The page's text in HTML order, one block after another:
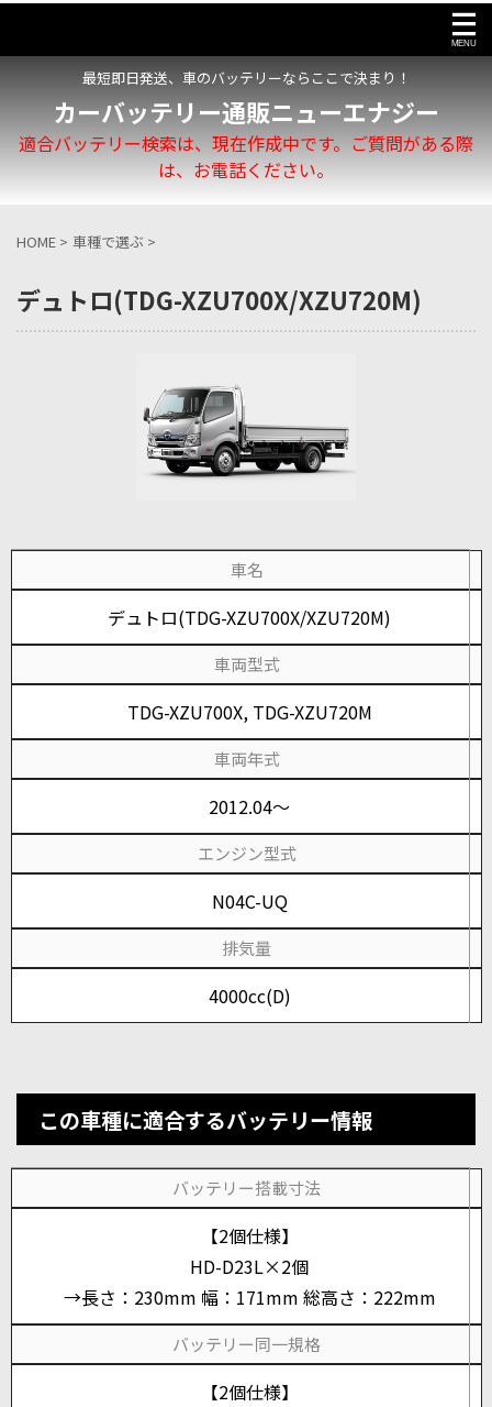
最短即日発送、車のバッテリーならここで決まり！
カーバッテリー通販ニューエナジー
適合バッテリー検索は、現在作成中です。ご質問がある際
は、お電話ください。
HOME > 車種で選ぶ >
デュトロ(TDG-XZU700X/XZU720M)
車名
デュトロ(TDG-XZU700X/XZU720M)
車両型式
TDG-XZU700X, TDG-XZU720M
車両年式
2012.04～
エンジン型式
N04C-UQ
排気量
4000cc(D)
この車種に適合するバッテリー情報
バッテリー搭載寸法
【2個仕様】
HD-D23L×2個
→長さ：230mm 幅：171mm 総高さ：222mm
バッテリー同一規格
【2個仕様】